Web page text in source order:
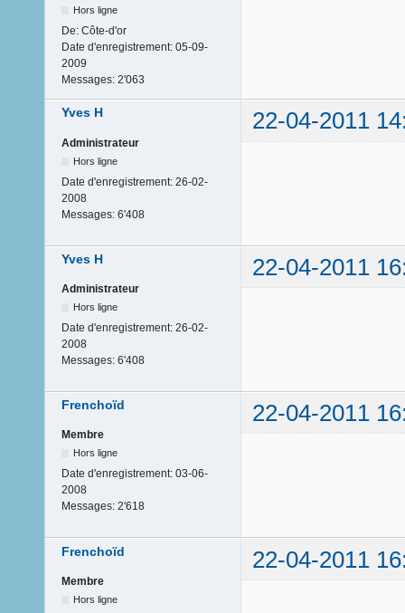
Hors ligne
De: Côte-d'or
Date d'enregistrement: 05-09-
2009
Messages: 2'063
Yves H 22-04-2011
Administrateur
Hors ligne
Date d'enregistrement: 26-02-
2008
Messages: 6'408
Yves H 22-04-2011
Administrateur
Hors ligne
Date d'enregistrement: 26-02-
2008
Messages: 6'408
Frenchoïd 22-04-2011
Membre
Hors ligne
Date d'enregistrement: 03-06-
2008
Messages: 2'618
Frenchoïd 22-04-2011
Membre
Hors ligne